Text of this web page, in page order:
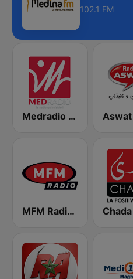
102.1 FM
Medradio (ميد راديو)
MFM Radio (مفم راديو)